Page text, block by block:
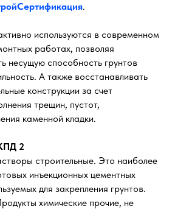
.
используются в современном
работах, позволяя
несущую способность грунтов
А также восстанавливать
конструкции за счет
трещин, пустот,
каменной кладки.
2
строительные. Это наиболее
инъекционных цементных
для закрепления грунтов.
химические прочие, не